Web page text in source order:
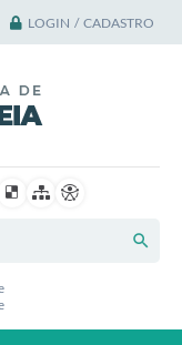
LOGIN / CADASTRO